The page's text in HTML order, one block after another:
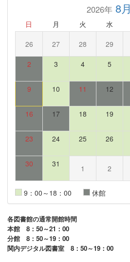
2026年8月
日 月 火 水
26 27 28 29
2 3 4 5
9 10 11 12
16 17 18 19
23 24 25 26
30 31 1 2
9：00～18：00 休館
各図書館の通常開館時間
本館 8：50～21：00
分館 8：50～19：00
関内デジタル図書室 8：50～19：00